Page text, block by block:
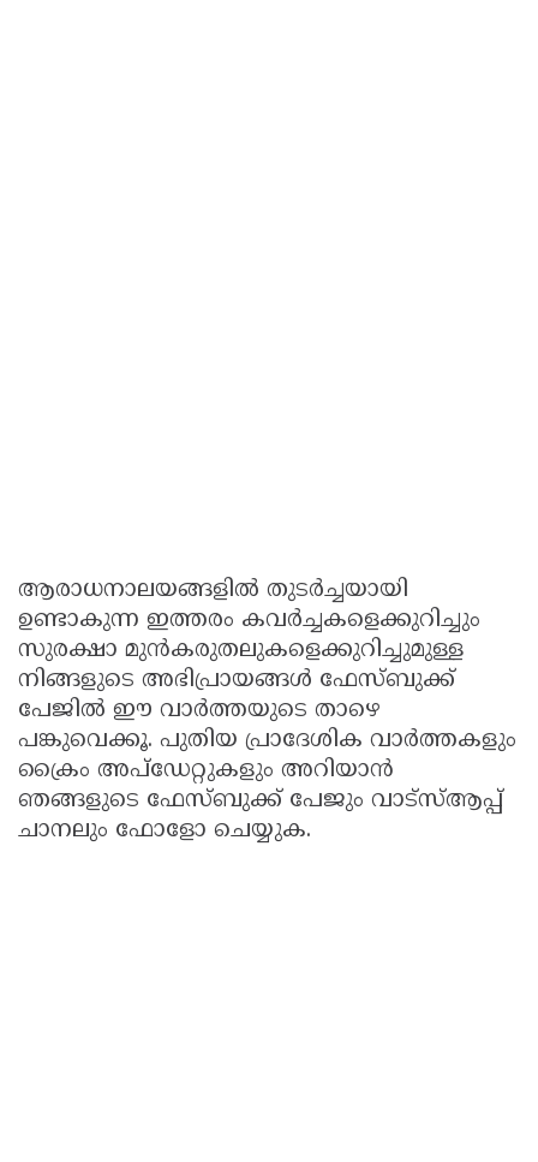
ആരാധനാലയങ്ങളിൽ തുടർച്ചയായി
ഉണ്ടാകുന്ന ഇത്തരം കവർച്ചകളെക്കുറിച്ചും
സുരക്ഷാ മുൻകരുതലുകളെക്കുറിച്ചുമുള്ള
നിങ്ങളുടെ അഭിപ്രായങ്ങൾ ഫേസ്ബുക്ക്
പേജില്‍ ഈ വാര്‍ത്തയുടെ താഴെ
പങ്കുവെക്കൂ. പുതിയ പ്രാദേശിക വാർത്തകളും
ക്രൈം അപ്ഡേറ്റുകളും അറിയാൻ
ഞങ്ങളുടെ ഫേസ്ബുക്ക് പേജും വാട്സ്ആപ്പ്
ചാനലും ഫോളോ ചെയ്യുക.